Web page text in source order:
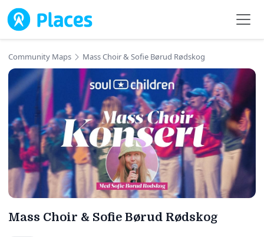
Skip to main content
Community Maps Mass Choir & Sofie Børud Rødskog
Mass Choir & Sofie Børud Rødskog